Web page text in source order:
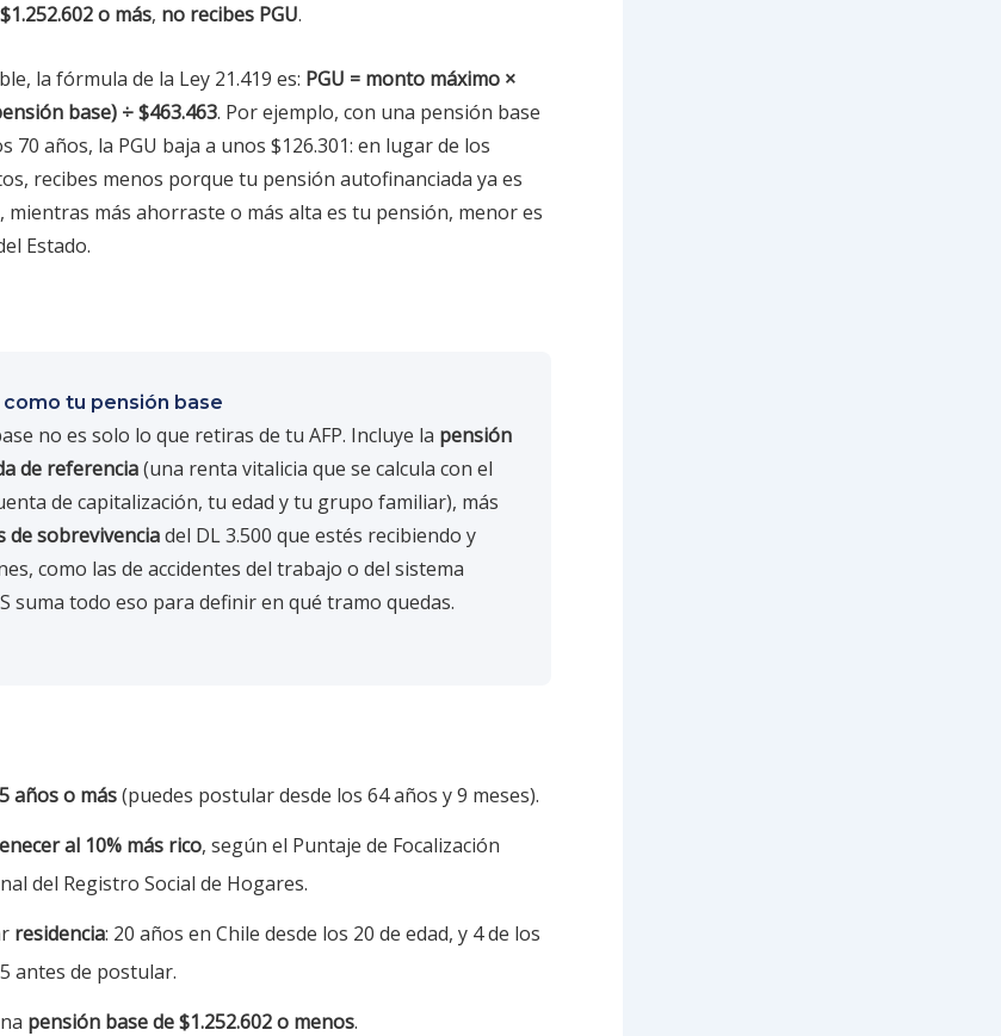
$1.252.602 o más, no recibes PGU.
la fórmula de la Ley 21.419 es: PGU = monto máximo ×
base) ÷ $463.463. Por ejemplo, con una pensión base
70 años, la PGU baja a unos $126.301: en lugar de los
recibes menos porque tu pensión autofinanciada ya es
mientras más ahorraste o más alta es tu pensión, menor es
Estado.
tu pensión base
no es solo lo que retiras de tu AFP. Incluye la pensión
de referencia(una renta vitalicia que se calcula con el
de capitalización, tu edad y tu grupo familiar), más
de sobrevivenciadel DL 3.500 que estés recibiendo y
como las de accidentes del trabajo o del sistema
suma todo eso para definir en qué tramo quedas.
años o más(puedes postular desde los 64 años y 9 meses).
al 10% más rico, según el Puntaje de Focalización
del Registro Social de Hogares.
residencia: 20 años en Chile desde los 20 de edad, y 4 de los
antes de postular.
pensión base de $1.252.602 o menos.